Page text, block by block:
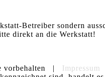
Betreiber sondern
direkt an die Werkstatt!
vorbehalten | Impressum